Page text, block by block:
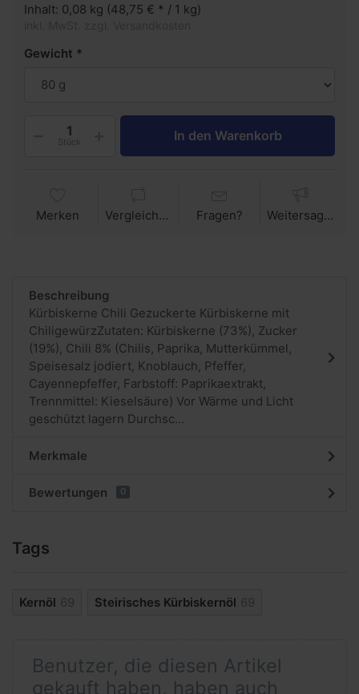
Inhalt: 0,08 kg (48,75 € * / 1 kg)
Gewicht
Stück In den Warenkorb
Merken Vergleichen Fragen? Weitersagen
Beschreibung
Kürbiskerne Chili Gezuckerte Kürbiskerne mit
ChiligewürzZutaten: Kürbiskerne (73%), Zucker
(19%), Chili 8% (Chilis, Paprika, Mutterkümmel,
Speisesalz jodiert, Knoblauch, Pfeffer,
Cayennepfeffer, Farbstoff: Paprikaextrakt,
Trennmittel: Kieselsäure) Vor Wärme und Licht
geschützt lagern Durchsc...
Merkmale
Bewertungen 0
Tags
Kernöl 69 Steirisches Kürbiskernöl 69
Benutzer, die diesen Artikel
gekauft haben, haben auch